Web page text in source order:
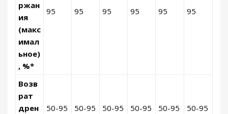
ржан
ия
(макс
имал
ьное)
, %*
95 95 95 95 95 95
Возв
рат
дрен
50-95 50-95 50-95 50-95 50-95 50-95